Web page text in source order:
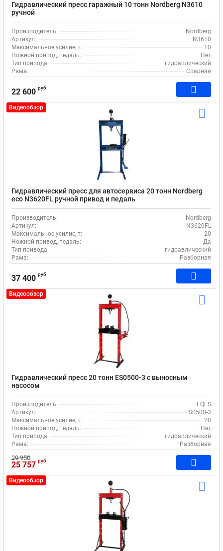
Гидравлический пресс гаражный 10 тонн Nordberg N3610
ручной
Производитель:
Nordberg
Артикул:
N3610
Максимальное усилие, т:
10
Ножной привод, педаль:
Нет
Тип привода:
гидравлический
Рама:
Сварная
22 600 руб
Видеообзор
Гидравлический пресс для автосервиса 20 тонн Nordberg
eco N3620FL ручной привод и педаль
Производитель:
Nordberg
Артикул:
N3620FL
Максимальное усилие, т:
20
Ножной привод, педаль:
Да
Тип привода:
гидравлический
Рама:
Разборная
37 400 руб
Видеообзор
Гидравлический пресс 20 тонн ES0500-3 с выносным
насосом
Производитель:
EQFS
Артикул:
ES0500-3
Максимальное усилие, т:
20
Ножной привод, педаль:
Нет
Тип привода:
гидравлический
Рама:
Разборная
29 950
25 757 руб
Видеообзор